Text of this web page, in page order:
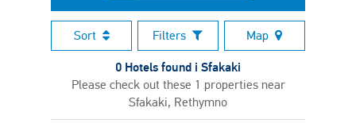
Sort Filters Map
0 Hotels found i Sfakaki
Please check out these 1 properties near
Sfakaki, Rethymno